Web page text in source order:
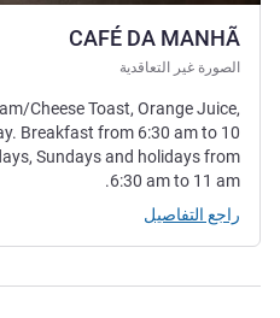
CAFÉ DA MANHÃ
الصورة غير التعاقدية
Cheese Toast, Orange Juice,
Breakfast from 6:30 am to 10
Sundays and holidays from
6:30 am to 11 am.
راجع التفاصيل